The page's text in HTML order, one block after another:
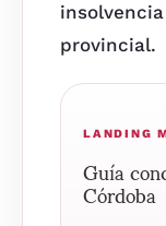
provincial.
LANDING
Guía
Córdoba